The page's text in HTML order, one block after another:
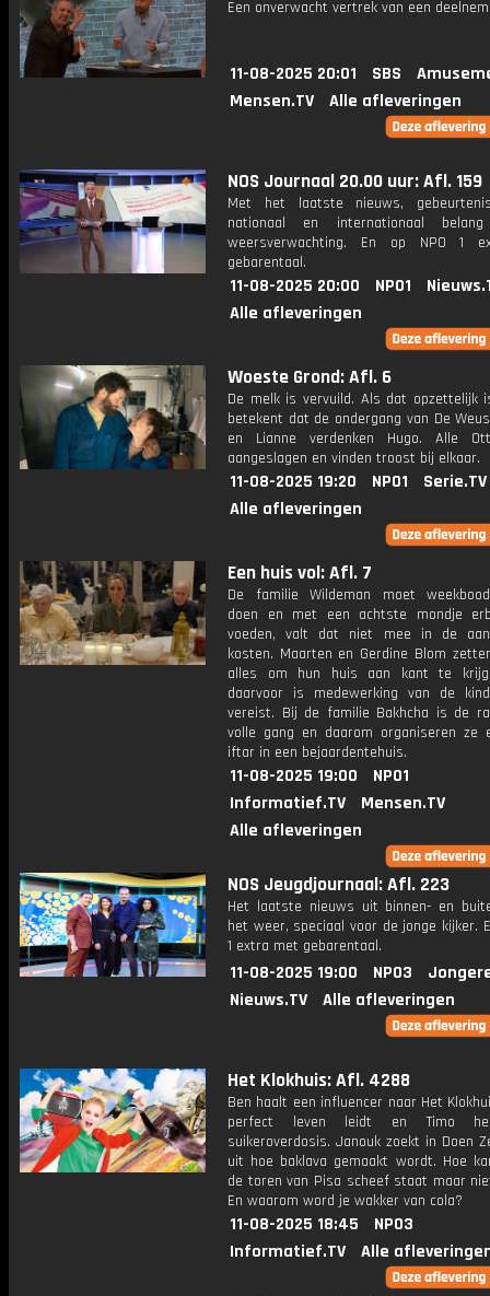
Een onverwacht vertrek van een
11-08-2025 20:01 SBS
Mensen.TV
Alle afleveringen
NOS Journaal 20.00 uur: Afl. 159
Met het laatste nieuws,
nationaal en internationaal
weersverwachting. En op NPO 1
gebarentaal.
11-08-2025 20:00 NPO1
Alle afleveringen
Woeste Grond: Afl. 6
De melk is vervuild. Als dat opzettelijk
betekent dat de ondergang van De
en Lianne verdenken Hugo. Alle
aangeslagen en vinden troost bij elkaar.
11-08-2025 19:20 NPO1
Serie.TV
Alle afleveringen
Een huis vol: Afl. 7
De familie Wildeman moet
doen en met een achtste mondje
voeden, valt dat niet mee in de
kosten. Maarten en Gerdine Blom
alles om hun huis aan kant te
daarvoor is medewerking van de
vereist. Bij de familie Bakhcha is de
volle gang en daarom organiseren ze
iftar in een bejaardentehuis.
11-08-2025 19:00
NPO1
Informatief.TV
Mensen.TV
Alle afleveringen
NOS Jeugdjournaal: Afl. 223
Het laatste nieuws uit binnen- en
het weer, speciaal voor de jonge kijker.
1 extra met gebarentaal.
11-08-2025 19:00 NPO3
Nieuws.TV
Alle afleveringen
Het Klokhuis: Afl. 4288
Ben haalt een influencer naar Het
perfect leven leidt en Timo
suikeroverdosis. Janouk zoekt in Doen
uit hoe baklava gemaakt wordt. Hoe
de toren van Pisa scheef staat maar
En waarom word je wakker van cola?
11-08-2025 18:45
NPO3
Informatief.TV
Alle